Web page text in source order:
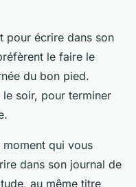
pour écrire dans son
le faire le
du bon pied.
le soir, pour terminer
moment qui vous
dans son journal de
au même titre